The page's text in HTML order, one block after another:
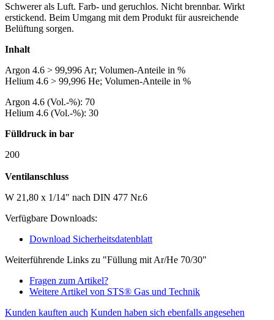
Schwerer als Luft. Farb- und geruchlos. Nicht brennbar. Wirkt
erstickend. Beim Umgang mit dem Produkt für ausreichende
Belüftung sorgen.
Inhalt
Argon 4.6 > 99,996 Ar; Volumen-Anteile in %
Helium 4.6 > 99,996 He; Volumen-Anteile in %
Argon 4.6 (Vol.-%): 70
Helium 4.6 (Vol.-%): 30
Fülldruck in bar
200
Ventilanschluss
W 21,80 x 1/14" nach DIN 477 Nr.6
Verfügbare Downloads:
Download Sicherheitsdatenblatt
Weiterführende Links zu "Füllung mit Ar/He 70/30"
Fragen zum Artikel?
Weitere Artikel von STS® Gas und Technik
Kunden kauften auch Kunden haben sich ebenfalls angesehen